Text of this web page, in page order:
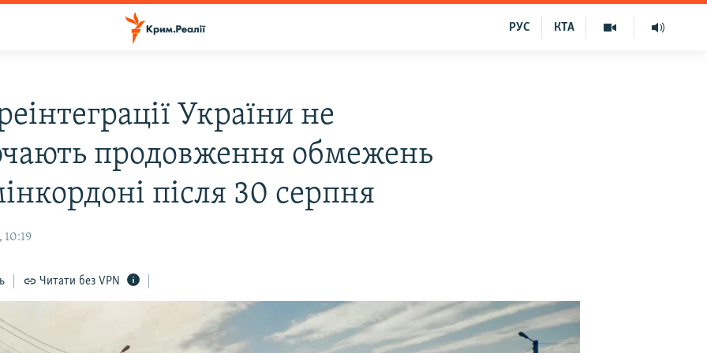
КТА
РУС
України не
продовження обмежень
після 30 серпня
10:19
Читати без VPN